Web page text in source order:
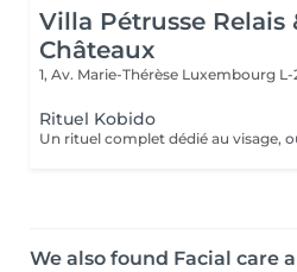
Villa Pétrusse Relais
Châteaux
1, Av. Marie-Thérèse Luxembourg L-
Rituel Kobido
We also found Facial care